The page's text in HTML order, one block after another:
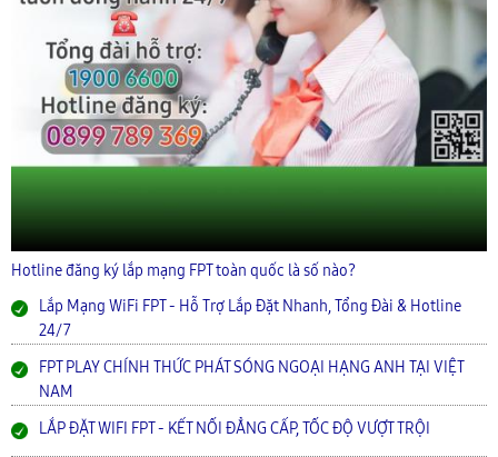
Hotline đăng ký lắp mạng FPT toàn quốc là số nào?
Lắp Mạng WiFi FPT - Hỗ Trợ Lắp Đặt Nhanh, Tổng Đài & Hotline
24/7
FPT PLAY CHÍNH THỨC PHÁT SÓNG NGOẠI HẠNG ANH TẠI VIỆT
NAM
LẮP ĐẶT WIFI FPT - KẾT NỐI ĐẲNG CẤP, TỐC ĐỘ VƯỢT TRỘI